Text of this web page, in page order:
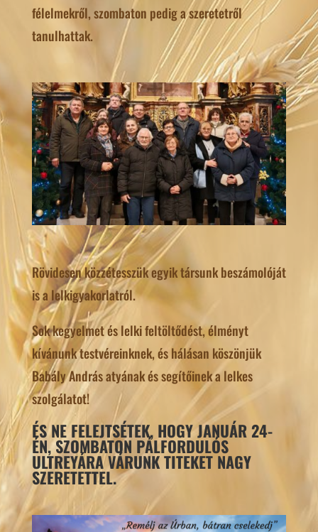
félelmekről, szombaton pedig a szeretetről
tanulhattak.
Rövidesen közzétesszük egyik társunk beszámolóját
is a lelkigyakorlatról.
Sok kegyelmet és lelki feltöltődést, élményt
kívánunk testvéreinknek, és hálásan köszönjük
Babály András atyának és segítőinek a lelkes
szolgálatot!
ÉS NE FELEJTSÉTEK, HOGY JANUÁR 24-
ÉN, SZOMBATON PÁLFORDULÓS
ULTREYÁRA VÁRUNK TITEKET NAGY
SZERETETTEL.